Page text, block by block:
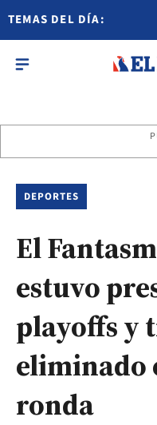
TEMAS DEL DÍA:
DEPORTES
El
estuvo
playoffs y
eliminado
ronda